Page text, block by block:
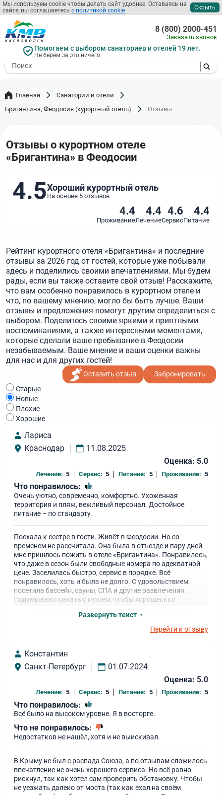
Мы используем cookie чтобы делать сайт удобнее. Оставаясь на
сайте, вы соглашаетесь с политикой cookie Скрыть
Перейти
к
основному
содержанию
Помогаем с выбором санаториев и отелей 19 лет.
Не берём за это ничего.
- I agree to the processing of my
8 (800) 2000-451
Заказать звонок
Главная
Санатории и отели
Бригантина, Феодосия (курортный отель)
Отзывы
Отзывы о курортном отеле
«Бригантина» в Феодосии
4.5Хороший курортный отель
На основе 5 отзывов
4.4
Проживание
4.4
Лечение
4.6
Сервис
4.4
Питание
Рейтинг курортного отеля «Бригантина» и последние
отзывы за 2026 год от гостей, которые уже побывали
здесь и поделились своими впечатлениями. Мы будем
рады, если вы также оставите свой отзыв! Расскажите,
что вам особенно понравилось в курортном отеле и
что, по вашему мнению, могло бы быть лучше. Ваши
отзывы и предложения помогут другим определиться с
выбором. Поделитесь своими яркими и приятными
воспоминаниями, а также интересными моментами,
которые сделали ваше пребывание в Феодосии
незабываемым. Ваше мнение и ваши оценки важны
для нас и для других гостей!
Оставить отзыв
Забронировать
Cтарые
Новые
Плохие
Хорошие
Лариса
Краснодар
11.08.2025
Оценка: 5.0
Лечение: 5 Сервис: 5 Питание: 5 Проживание: 5
Что понравилось:
Очень уютно, современно, комфортно. Ухоженная
территория и пляж, вежливый персонал. Достойное
питание – по стандарту.
Поехала к сестре в гости. Живёт в Феодосии. Но со
временем не рассчитала. Она была в отъезде и пару дней
мне пришлось пожить в отеле «Бригантина». Понравилось,
что даже в сезон были свободные номера по адекватной
цене. Заселилась быстро, сервис в порядке. Всё
понравилось, хоть и была не долго. С удовольствием
посетила бассейн, сауны, СПА и другие развлечения.
Подумываю поехать с мужем, чтобы хорошенько
отдохнуть от рутины. Здесь создаётся отличное
романтическое настроение, судя по множеству
Развернуть текст
Перейти к отзыву
Константин
Санкт-Петербург
01.07.2024
Оценка: 5.0
Лечение: 5 Сервис: 5 Питание: 5 Проживание: 5
Что понравилось:
Всё было на высоком уровне. Я в восторге.
Что не понравилось:
Недостатков не нашёл, хотя и не выискивал.
В Крыму не был с распада Союза, а по отзывам сложилось
впечатление не очень хорошего сервиса. Но всё равно
рискнул, так как хотел сам проверить обстановку. Чтобы
не уезжать далеко от моста (так как ехал на своём